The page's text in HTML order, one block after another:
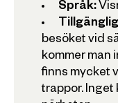
Språk:
besöket vid
kommer man
finns mycket
trappor. Inget